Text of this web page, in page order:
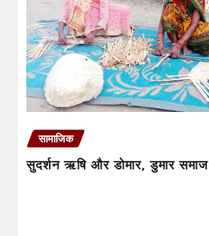
सामाजिक
सुदर्शन ऋषि और डोमार, डुमार समाज